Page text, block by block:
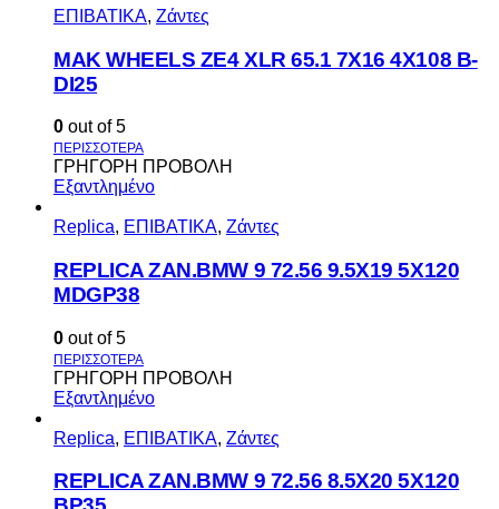
ΕΠΙΒΑΤΙΚΑ, Ζάντες
MAK WHEELS ΖΕ4 XLR 65.1 7Χ16 4Χ108 Β-
DI25
0 out of 5
ΓΡΗΓΟΡΗ ΠΡΟΒΟΛΗ
Εξαντλημένο
Replica, ΕΠΙΒΑΤΙΚΑ, Ζάντες
REPLICA ZAN.BMW 9 72.56 9.5X19 5X120
MDGP38
0 out of 5
ΓΡΗΓΟΡΗ ΠΡΟΒΟΛΗ
Εξαντλημένο
Replica, ΕΠΙΒΑΤΙΚΑ, Ζάντες
REPLICA ZAN.BMW 9 72.56 8.5X20 5X120